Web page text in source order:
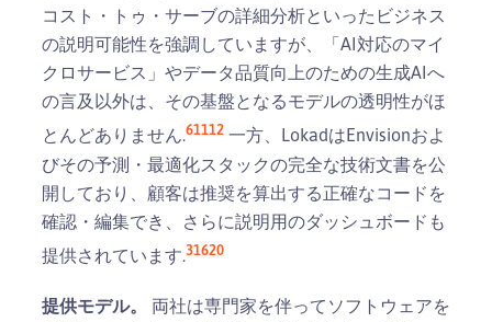
コスト・トゥ・サーブの詳細分析といったビジネス
の説明可能性を強調していますが、「AI対応のマイ
クロサービス」やデータ品質向上のための生成AIへ
の言及以外は、その基盤となるモデルの透明性がほ
とんどありません.61112 一方、LokadはEnvisionおよ
びその予測・最適化スタックの完全な技術文書を公
開しており、顧客は推奨を算出する正確なコードを
確認・編集でき、さらに説明用のダッシュボードも
提供されています.31620
提供モデル。
両社は専門家を伴ってソフトウェアを